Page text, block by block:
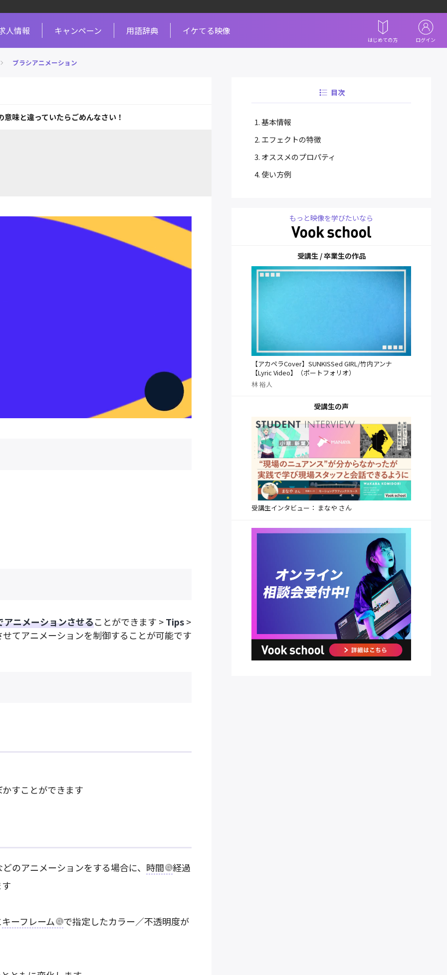
人情報 キャンペーン 用語辞典 イケてる映像
はじめての方 ログイン
ブラシアニメーション
目次
基本情報
エフェクトの特徴
オススメのプロパティ
使い方例
もっと映像を学びたいなら
受講生 / 卒業生の作品
【アカペラCover】SUNKISSed GIRL/竹内アンナ
【Lyric Video】（ポートフォリオ）
林 裕人
受講生の声
受講生インタビュー： まなや さん
意味と違っていたらごめんなさい！
ニメーションさせることができます >Tips>
せてアニメーションを制御することが可能です
すことができます
のアニメーションをする場合に、 時間
経過
キーフレーム で指定したカラー／不透明度が